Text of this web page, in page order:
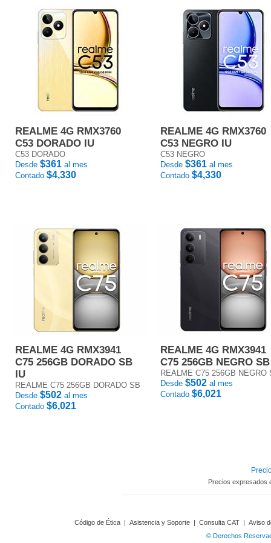
REALME 4G RMX3760
C53 DORADO IU
C53 DORADO
Desde $361 al mes
Contado $4,330
REALME 4G RMX3760
C53 NEGRO IU
C53 NEGRO
Desde $361 al mes
Contado $4,330
REALME 4G RMX3941
C75 256GB DORADO SB
IU
REALME C75 256GB DORADO SB
Desde $502 al mes
Contado $6,021
REALME 4G RMX3941
C75 256GB NEGRO
REALME C75 256GB NEGRO
Desde $502 al mes
Contado $6,021
Precios expresados
Código de Ética | Asistencia y Soporte | Consulta CAT | Aviso
© Derechos